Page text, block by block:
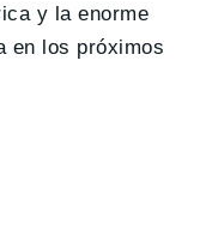
y la enorme
en los próximos